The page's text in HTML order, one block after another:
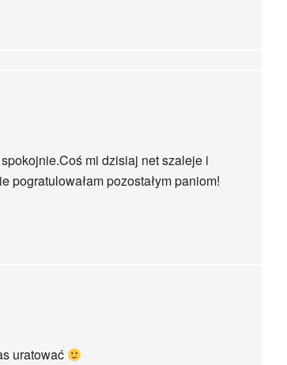
mi dzisiaj net szaleje i
pozostałym paniom!
uratować